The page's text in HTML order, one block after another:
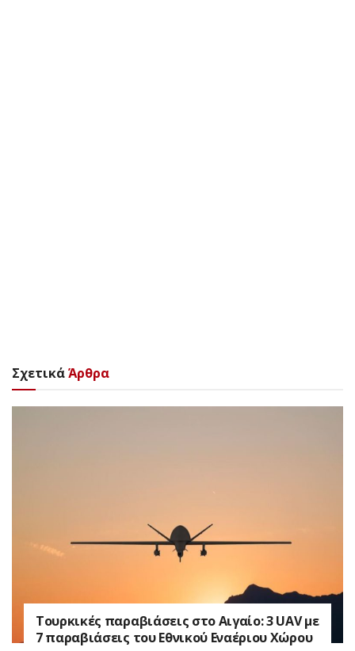
ΣχετικάΆρθρα
Τουρκικές παραβιάσεις στο Αιγαίο: 3 UAV με
7 παραβιάσεις του Εθνικού Εναέριου Χώρου